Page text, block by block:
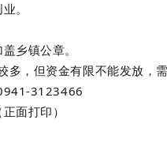
。
乡镇公章。
，但资金有限不能发放，
3123466
面打印）